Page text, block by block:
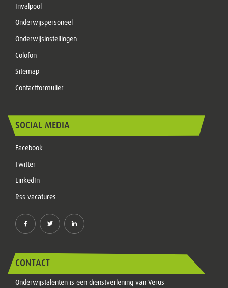
Invalpool
Onderwijspersoneel
Onderwijsinstellingen
Colofon
Sitemap
Contactformulier
SOCIAL MEDIA
Facebook
Twitter
LinkedIn
Rss vacatures
CONTACT
Onderwijstalenten is een dienstverlening van Verus